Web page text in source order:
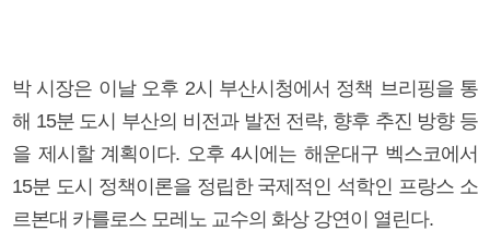
박 시장은 이날 오후 2시 부산시청에서 정책 브리핑을 통
해 15분 도시 부산의 비전과 발전 전략, 향후 추진 방향 등
을 제시할 계획이다. 오후 4시에는 해운대구 벡스코에서
15분 도시 정책이론을 정립한 국제적인 석학인 프랑스 소
르본대 카를로스 모레노 교수의 화상 강연이 열린다.